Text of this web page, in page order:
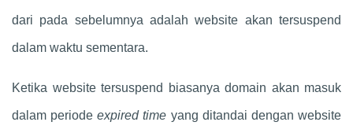
dari pada sebelumnya adalah website akan tersuspend
dalam waktu sementara.
Ketika website tersuspend biasanya domain akan masuk
dalam periodeexpired time yang ditandai dengan website